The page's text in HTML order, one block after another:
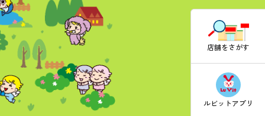
店舗をさがす
ルビットアプリ